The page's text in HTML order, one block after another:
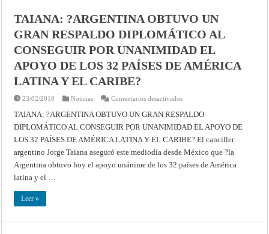
NACIÓN?
TAIANA: ?ARGENTINA OBTUVO UN
GRAN RESPALDO DIPLOMÁTICO AL
CONSEGUIR POR UNANIMIDAD EL
APOYO DE LOS 32 PAÍSES DE AMÉRICA
LATINA Y EL CARIBE?
23/02/2010 Noticias Comentarios desactivadosen
?
ARGENTINA
OBTUVO
GRAN
RESPALDO
DIPLOMÁTICO
AL
CONSEGUIR
TAIANA: ?ARGENTINA OBTUVO UN GRAN RESPALDO
DIPLOMÁTICO AL CONSEGUIR POR UNANIMIDAD EL APOYO DE
LOS 32 PAÍSES DE AMÉRICA LATINA Y EL CARIBE? El canciller
argentino Jorge Taiana aseguró este mediodía desde México que ?la
Argentina obtuvo hoy el apoyo unánime de los 32 países de América
latina y el …
Leer »